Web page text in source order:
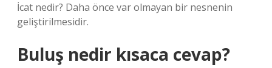
İcat nedir? Daha önce var olmayan bir nesnenin
geliştirilmesidir.
Buluş nedir kısaca cevap?